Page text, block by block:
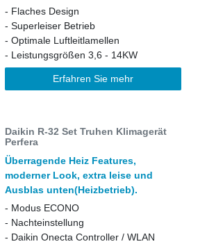
- Flaches Design
- Superleiser Betrieb
- Optimale Luftleitlamellen
- Leistungsgrößen 3,6 - 14KW
Erfahren Sie mehr
Daikin R-32 Set Truhen Klimagerät
Perfera
Überragende Heiz Features,
moderner Look, extra leise und
Ausblas unten(Heizbetrieb).
- Modus ECONO
- Nachteinstellung
- Daikin Onecta Controller / WLAN